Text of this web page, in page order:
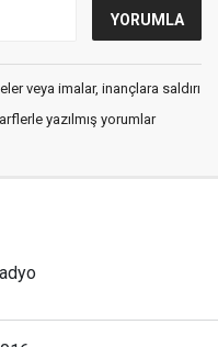
veya imalar, inançlara saldırı
yazılmış yorumlar